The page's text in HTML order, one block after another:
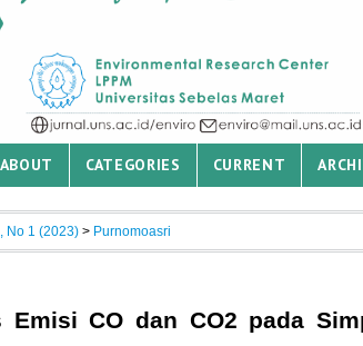
ABOUT CATEGORIES CURRENT
No 1 (2023) > Purnomoasri
Emisi CO dan CO2 pada